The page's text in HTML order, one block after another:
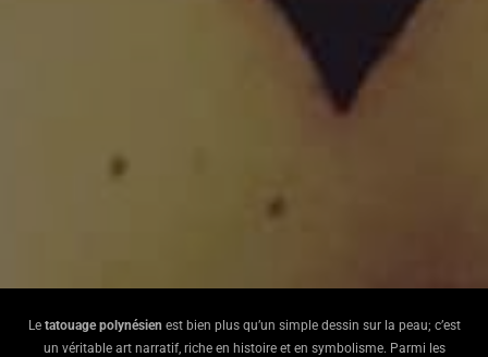
Le tatouage polynésien est bien plus qu’un simple dessin sur la peau; c’est
un véritable art narratif, riche en histoire et en symbolisme. Parmi les